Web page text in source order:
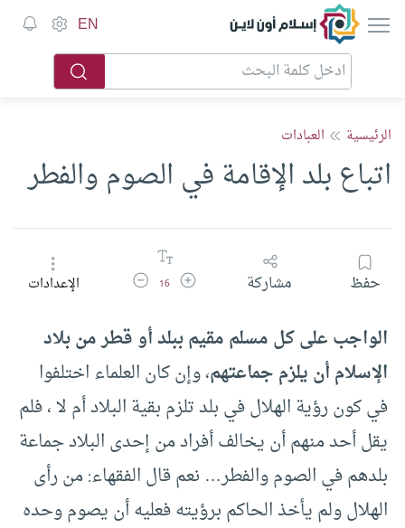
إسلام أون لاين EN
الرئيسية العبادات
اتباع بلد الإقامة في الصوم والفطر
حفظ مشاركة زيادة حجم الخط
16 تقليل حجم الخطالإعدادات
الواجب على كل مسلم مقيم ببلد أو قطر من بلاد
الإسلام أن يلزم جماعتهم، وإن كان العلماء اختلفوا
في كون رؤية الهلال في بلد تلزم بقية البلاد أم لا ، فلم
يقل أحد منهم أن يخالف أفراد من إحدى البلاد جماعة
بلدهم في الصوم والفطر… نعم قال الفقهاء: من رأى
الهلال ولم يأخذ الحاكم برؤيته فعليه أن يصوم وحده